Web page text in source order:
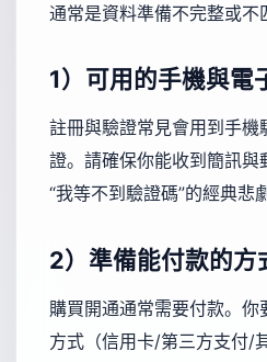
通常是資料準備不完整或不
1）可用的手機與電
註冊與驗證常見會用到手機
證。請確保你能收到簡訊與
“我等不到驗證碼”的經典悲劇
2）準備能付款的方
購買開通通常需要付款。
方式（信用卡/第三方支付/